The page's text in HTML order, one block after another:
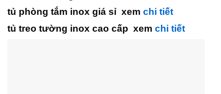
tủ phòng tắm inox giá sỉ xem chi tiết
tủ treo tường inox cao cấp xem chi tiết